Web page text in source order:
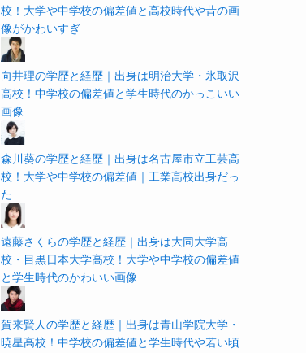
校！大学や中学校の偏差値と高校時代や昔の画
像がかわいすぎ
向井理の学歴と経歴｜出身は明治大学・氷取沢
高校！中学校の偏差値と学生時代のかっこいい
画像
森川葵の学歴と経歴｜出身は名古屋市立工芸高
校！大学や中学校の偏差値｜工業高校出身だっ
た
遠藤さくらの学歴と経歴｜出身は大同大学高
校・目黒日本大学高校！大学や中学校の偏差値
と学生時代のかわいい画像
賀来賢人の学歴と経歴｜出身は青山学院大学・
暁星高校！中学校の偏差値と学生時代や若い頃